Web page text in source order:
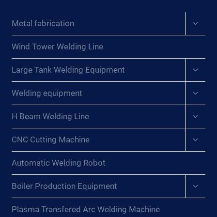
GETTO
D’ACQUA
E
PADRONEGGIARE
LA
MACCHINA
DA
TAGLIO
A
D’ACQUA
EFFICIENTE
PRECISA.
สร้างสรรค์
INTELIGENTE
EN
LA
ERA
DIGITAL{:}
SCHNEIDEMASCHINE:
SCHARFE
FÜR
IM
ZEITALTER{:}
DE
Metal fabrication
Wind Tower Welding Line
Large Tank Welding Equipment
Welding equipment
H Beam Welding Line
CNC Cutting Machine
Automatic Welding Robot
Boiler Production Equipment
Plasma Transfered Arc Welding Machine